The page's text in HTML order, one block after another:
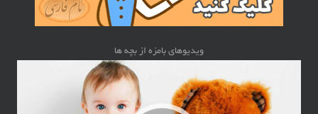
ویدیوهای بامزه از بچه ها